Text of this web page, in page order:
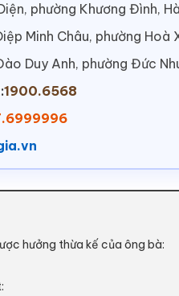
phường Khương Đình,
Minh Châu, phường Hoà
Duy Anh, phường Đức
1900.6568
hưởng thừa kế của ông bà: